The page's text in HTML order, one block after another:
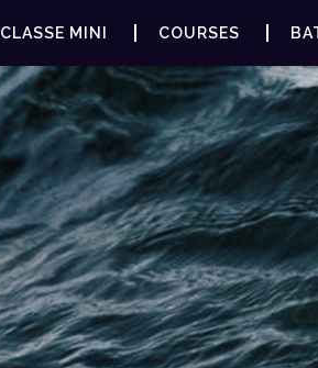
CLASSE MINI COURSES